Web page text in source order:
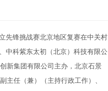
先锋挑战赛北京地区复赛在中关村
中科紫东太初（北京）科技有限公
新集团有限公司主办，‌北京石景
主任（兼）（主持行政工作）、